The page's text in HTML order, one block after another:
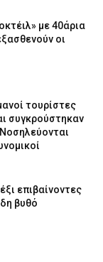
με 40άρια
οι
τουρίστες
συγκρούστηκαν
επιβαίνοντες
βυθό